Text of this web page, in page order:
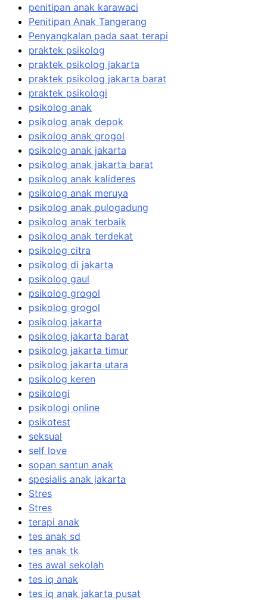
penitipan anak karawaci
Penitipan Anak Tangerang
Penyangkalan pada saat terapi
praktek psikolog
praktek psikolog jakarta
praktek psikolog jakarta barat
praktek psikologi
psikolog anak
psikolog anak depok
psikolog anak grogol
psikolog anak jakarta
psikolog anak jakarta barat
psikolog anak kalideres
psikolog anak meruya
psikolog anak pulogadung
psikolog anak terbaik
psikolog anak terdekat
psikolog citra
psikolog di jakarta
psikolog gaul
psikolog grogol
psikolog grogol
psikolog jakarta
psikolog jakarta barat
psikolog jakarta timur
psikolog jakarta utara
psikolog keren
psikologi
psikologi online
psikotest
seksual
self love
sopan santun anak
spesialis anak jakarta
Stres
Stres
terapi anak
tes anak sd
tes anak tk
tes awal sekolah
tes iq anak
tes iq anak jakarta pusat